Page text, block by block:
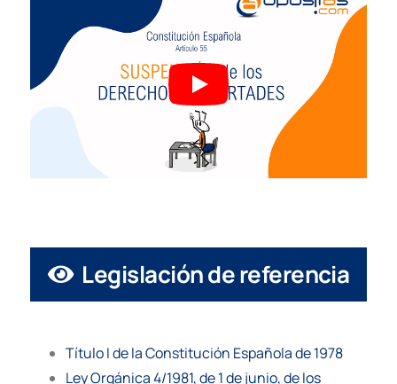
Legislación de referencia
Título I de la Constitución Española de 1978
Ley Orgánica 4/1981, de 1 de junio, de los